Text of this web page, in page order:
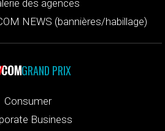
des agences
NEWS (bannières/habillage)
GRAND PRIX
Consumer
Business